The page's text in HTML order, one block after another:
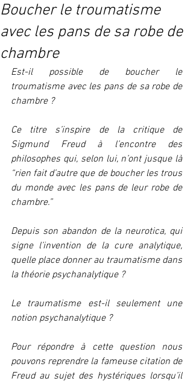
Boucher le troumatisme
avec les pans de sa robe de
chambre
Est-il possible de boucher le
troumatisme avec les pans de sa robe de
chambre ?
Ce titre s’inspire de la critique de
Sigmund Freud à l’encontre des
philosophes qui, selon lui, n’ont jusque là
“rien fait d’autre que de boucher les trous
du monde avec les pans de leur robe de
chambre.”
Depuis son abandon de la neurotica, qui
signe l’invention de la cure analytique,
quelle place donner au traumatisme dans
la théorie psychanalytique ?
Le traumatisme est-il seulement une
notion psychanalytique ?
Pour répondre à cette question nous
pouvons reprendre la fameuse citation de
Freud au sujet des hystériques lorsqu’il